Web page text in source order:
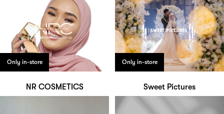
Only in-store
NR COSMETICS
Only in-store
Sweet Pictures